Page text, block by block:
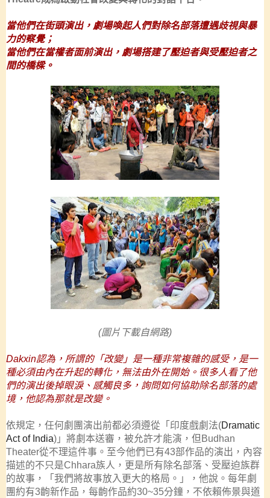
當他們在街頭演出，劇場喚起人們對除名部落遭遇歧視與暴
力的察覺；
當他們在當權者面前演出，劇場搭建了壓迫者與受壓迫者之
間的橋樑。
(圖片下載自網路)
Dakxin認為，所謂的「改變」是一種非常複雜的感受，是一
種必須由內在升起的轉化，無法由外在開始。很多人看了他
們的演出後掉眼淚、感觸良多，詢問如何協助除名部落的處
境，他認為那就是改變。
依規定，任何劇團演出前都必須遵從「印度戲劇法(Dramatic
Act of India) 」將劇本送審，被允許才能演，但 Budhan
Theater從不理這件事。至今他們已有43部作品的演出，內容
描述的不只是Chhara族人，更是所有除名部落、受壓迫族群
的故事，「我們將故事放入更大的格局。」，他說。每年劇
團約有3齣新作品，每齣作品約30~35分鐘，不依賴佈景與道